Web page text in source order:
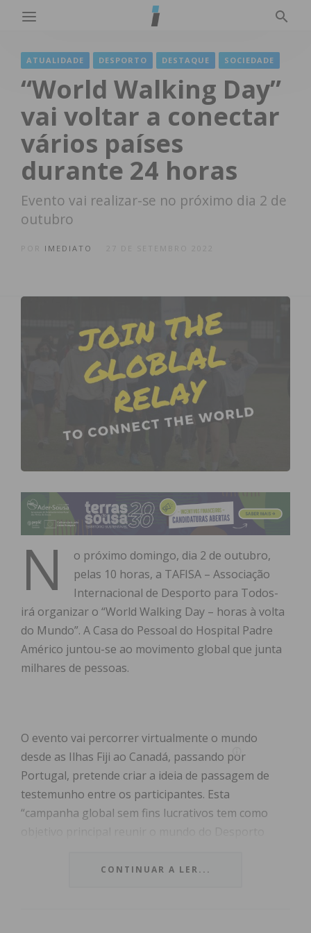
ATUALIDADE DESPORTO DESTAQUE SOCIEDADE
“World Walking Day”
vai voltar a conectar
vários países
durante 24 horas
Evento vai realizar-se no próximo dia 2 de
outubro
IMEDIATO 27 DE SETEMBRO 2022
N
o próximo domingo, dia 2 de outubro,
pelas 10 horas, a TAFISA – Associação
Internacional de Desporto para Todos-
irá organizar o “World Walking Day – horas à volta
do Mundo”. A Casa do Pessoal do Hospital Padre
Américo juntou-se ao movimento global que junta
milhares de pessoas.
O evento vai percorrer virtualmente o mundo
desde as Ilhas Fiji ao Canadá, passando por
Portugal, pretende criar a ideia de passagem de
testemunho entre os participantes. Esta
“campanha global sem fins lucrativos tem como
os mais afetados pela pandemia do COVID-19”.
CONTINUAR A LER...